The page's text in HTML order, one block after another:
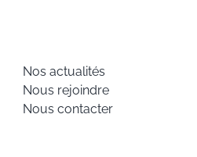
Nos actualités
Nous rejoindre
Nous contacter